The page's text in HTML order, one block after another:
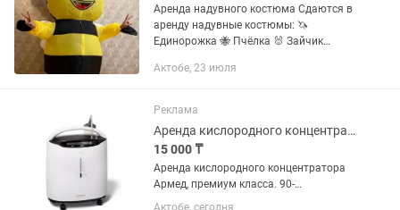
Аренда надувного костюма Сдаются в
аренду надувные костюмы: 🦄
Единорожка 🐝 Пчёлка 🐰 Зайчик
Подходят для дней рождения, детских
и...
Актобе, 23 июля
Реклама
Аренда кислородного концентратора
15 000 ₸
Аренда кислородного концентратора
Армед, премиум класса. 90-
95%кислорода. 1 неделя-15 000 тг
Актобе, сегодня